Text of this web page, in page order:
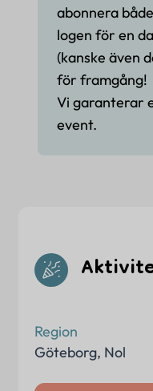
abonnera
logen för en
(kanske även
för framgång!
Vi garanterar
event.
Region
Göteborg, Nol